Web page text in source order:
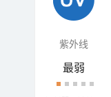
紫外线
最弱